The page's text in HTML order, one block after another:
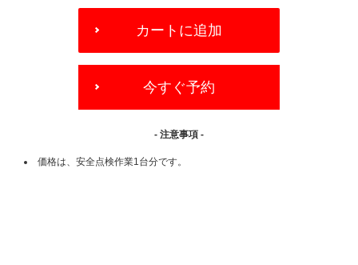
OPTIONS
カートに追加
今すぐ予約
- 注意事項 -
価格は、安全点検作業1台分です。